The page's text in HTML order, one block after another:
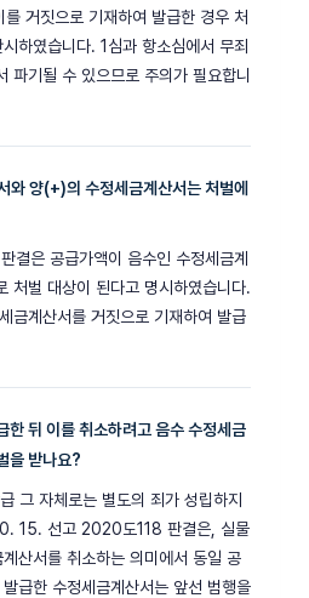
를 거짓으로 기재하여 발급한 경우 처
하였습니다. 1심과 항소심에서 무죄
파기될 수 있으므로 주의가 필요합니
양(+)의 수정세금계산서는 처벌에
은 공급가액이 음수인 수정세금계
처벌 대상이 된다고 명시하였습니다.
금계산서를 거짓으로 기재하여 발급
뒤 이를 취소하려고 음수 수정세금
을 받나요?
그 자체로는 별도의 죄가 성립하지
15. 선고 2020도118 판결은, 실물
산서를 취소하는 의미에서 동일 공
급한 수정세금계산서는 앞선 범행을